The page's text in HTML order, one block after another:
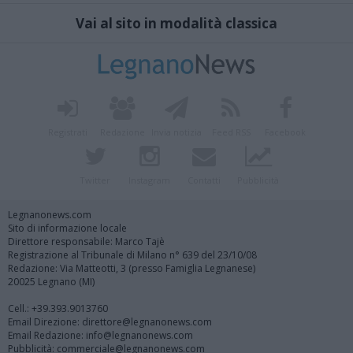
Vai al sito in modalità classica
Legnanonews.com
Sito di informazione locale
Direttore responsabile: Marco Tajè
Registrazione al Tribunale di Milano n° 639 del 23/10/08
Redazione: Via Matteotti, 3 (presso Famiglia Legnanese)
20025 Legnano (MI)
Cell.: +39.393.9013760
Email Direzione: direttore@legnanonews.com
Email Redazione: info@legnanonews.com
Pubblicità: commerciale@legnanonews.com